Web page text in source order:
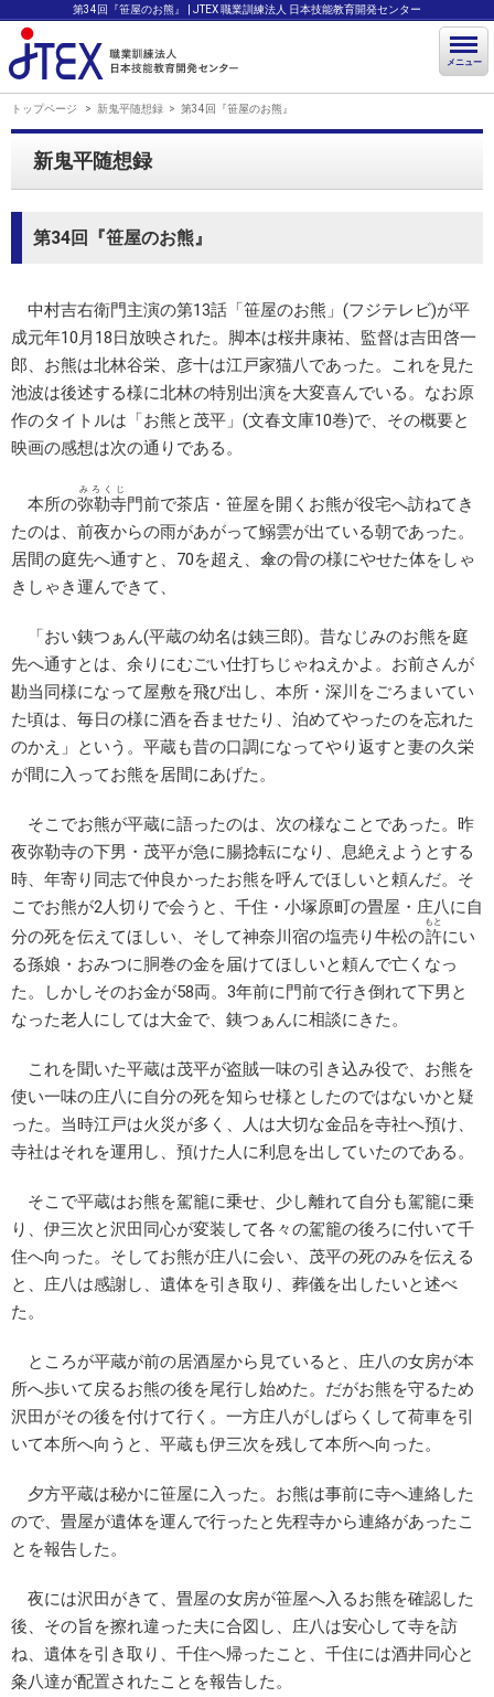
第34回『笹屋のお熊』 | JTEX 職業訓練法人 日本技能教育開発センター
メニュー
トップページ 新鬼平随想録 第34回『笹屋のお熊』
新鬼平随想録
第34回『笹屋のお熊』
中村吉右衛門主演の第13話「笹屋のお熊」(フジテレビ)が平
成元年10月18日放映された。脚本は桜井康祐、監督は吉田啓一
郎、お熊は北林谷栄、彦十は江戸家猫八であった。これを見た
池波は後述する様に北林の特別出演を大変喜んでいる。なお原
作のタイトルは「お熊と茂平」(文春文庫10巻)で、その概要と
映画の感想は次の通りである。
本所の弥勒寺
みろくじ
門前で茶店・笹屋を開くお熊が役宅へ訪ねてき
たのは、前夜からの雨があがって鰯雲が出ている朝であった。
居間の庭先へ通すと、70を超え、傘の骨の様にやせた体をしゃ
きしゃき運んできて、
「おい銕つぁん(平蔵の幼名は銕三郎)。昔なじみのお熊を庭
先へ通すとは、余りにむごい仕打ちじゃねえかよ。お前さんが
勘当同様になって屋敷を飛び出し、本所・深川をごろまいてい
た頃は、毎日の様に酒を呑ませたり、泊めてやったのを忘れた
のかえ」という。平蔵も昔の口調になってやり返すと妻の久栄
が間に入ってお熊を居間にあげた。
そこでお熊が平蔵に語ったのは、次の様なことであった。昨
夜弥勒寺の下男・茂平が急に腸捻転になり、息絶えようとする
時、年寄り同志で仲良かったお熊を呼んでほしいと頼んだ。そ
こでお熊が2人切りで会うと、千住・小塚原町の畳屋・庄八に自
分の死を伝えてほしい、そして神奈川宿の塩売り牛松の許
もと
にい
る孫娘・おみつに胴巻の金を届けてほしいと頼んで亡くなっ
た。しかしそのお金が58両。3年前に門前で行き倒れて下男と
なった老人にしては大金で、銕つぁんに相談にきた。
これを聞いた平蔵は茂平が盗賊一味の引き込み役で、お熊を
使い一味の庄八に自分の死を知らせ様としたのではないかと疑
った。当時江戸は火災が多く、人は大切な金品を寺社へ預け、
寺社はそれを運用し、預けた人に利息を出していたのである。
そこで平蔵はお熊を駕籠に乗せ、少し離れて自分も駕籠に乗
り、伊三次と沢田同心が変装して各々の駕籠の後ろに付いて千
住へ向った。そしてお熊が庄八に会い、茂平の死のみを伝える
と、庄八は感謝し、遺体を引き取り、葬儀を出したいと述べ
た。
ところが平蔵が前の居酒屋から見ていると、庄八の女房が本
所へ歩いて戻るお熊の後を尾行し始めた。だがお熊を守るため
沢田がその後を付けて行く。一方庄八がしばらくして荷車を引
いて本所へ向うと、平蔵も伊三次を残して本所へ向った。
夕方平蔵は秘かに笹屋に入った。お熊は事前に寺へ連絡した
ので、畳屋が遺体を運んで行ったと先程寺から連絡があったこ
とを報告した。
夜には沢田がきて、畳屋の女房が笹屋へ入るお熊を確認した
後、その旨を擦れ違った夫に合図し、庄八は安心して寺を訪
ね、遺体を引き取り、千住へ帰ったこと、千住には酒井同心と
粂八達が配置されたことを報告した。